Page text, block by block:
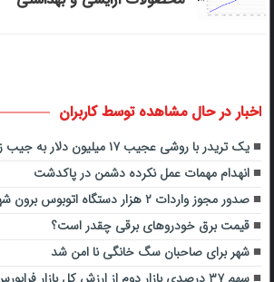
اخبار در حال مشاهده توسط کاربران
یک تریدر با روشی عجیب ۱۷ میلیون دلار به جیب زد!
انهدام مهمات عمل نکرده دشمن در پاکدشت
صدور مجوز واردات ۲ هزار دستگاه اتوبوس برون شهری دست دوم+ سند
قیمت برق خودروهای برقی چقدر است؟
شهر برای صاحبان سگ خانگی نا امن شد